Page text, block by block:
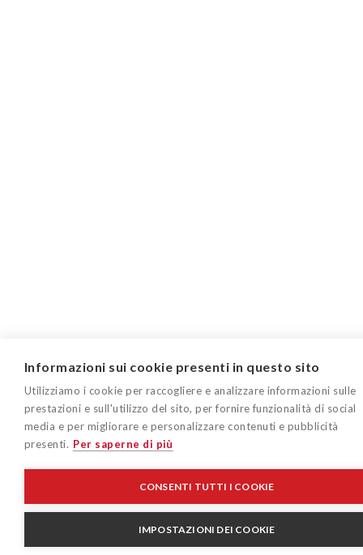
Informazioni sui cookie presenti in questo sito
Utilizziamo i cookie per raccogliere e analizzare informazioni sulle
prestazioni e sull'utilizzo del sito, per fornire funzionalità di social
media e per migliorare e personalizzare contenuti e pubblicità
presenti. Per saperne di più
CONSENTI TUTTI I COOKIE
IMPOSTAZIONI DEI COOKIE